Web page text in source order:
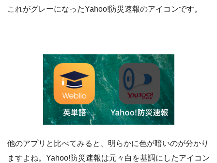
これがグレーになったYahoo!防災速報のアイコンです。
他のアプリと比べてみると、明らかに色が暗いのが分かり
ますよね。Yahoo!防災速報は元々白を基調にしたアイコン